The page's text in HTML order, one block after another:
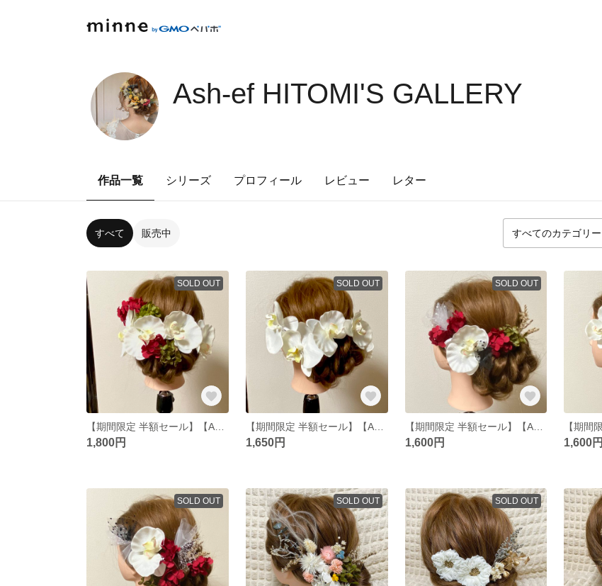
Ash-ef HITOMI'S GALLERY
作品一覧 シリーズ プロフィール レビュー レター
すべて 販売中
SOLD OUT
1,800円
SOLD OUT
【期間限定 半額セール】【A5】 髪飾り ヘッドパーツ ドライフラワー プリザーブドフラワー 結婚式 成人式 卒業式 和装 胡蝶蘭
1,650円
SOLD OUT
【期間限定 半額セール】【A4】 髪飾り ヘッドパーツ ドライフラワー プリザーブドフラワー 結婚式 成人式 卒業式 和装 胡蝶蘭
1,600円 1,600円
SOLD OUT SOLD OUT SOLD OUT